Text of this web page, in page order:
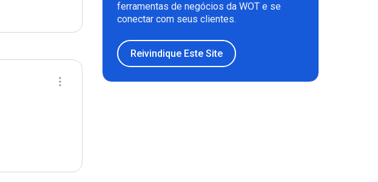
ferramentas de negócios da WOT e se
conectar com seus clientes.
Reivindique Este Site